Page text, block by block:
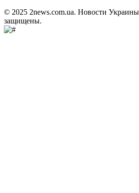
© 2025 2news.com.ua. Новости
защищены.